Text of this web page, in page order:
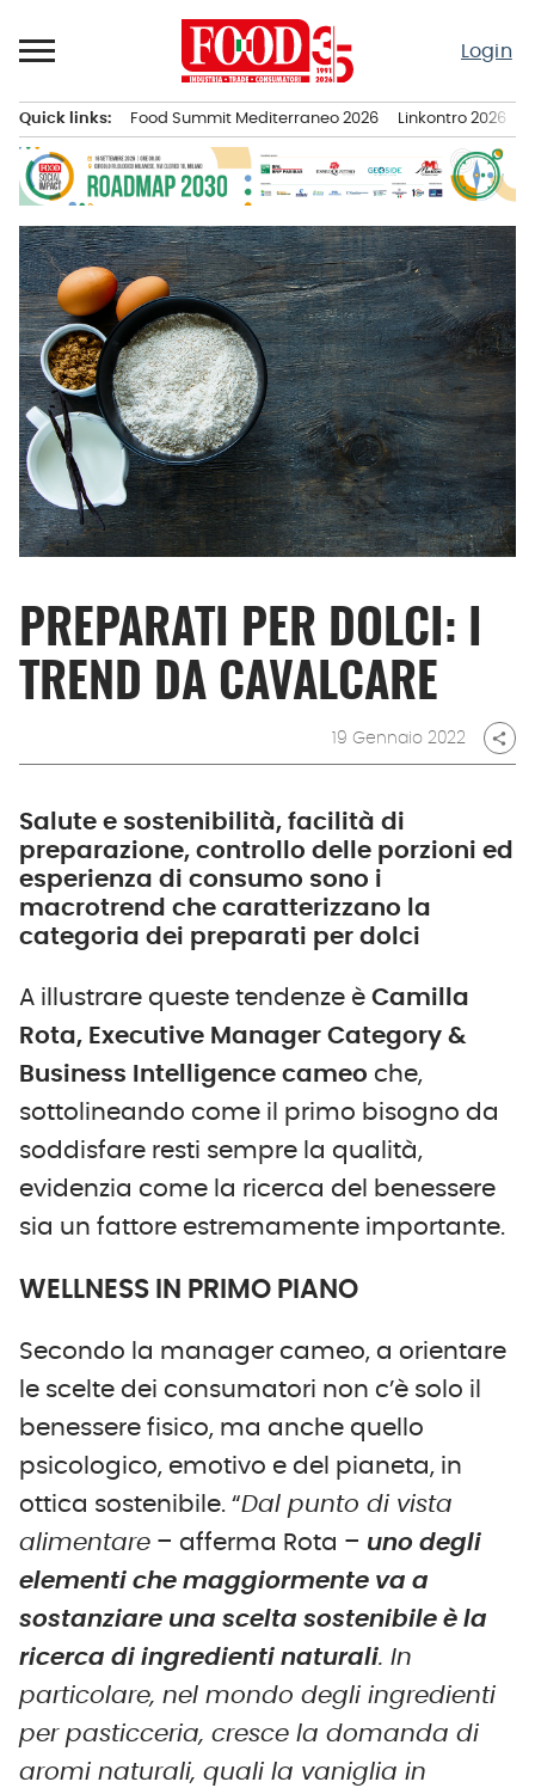
al
Login
principale
Quick links: Food Summit Mediterraneo 2026 Linkontro 2026
PREPARATI PER DOLCI: I
TREND DA CAVALCARE
19 Gennaio 2022 share
Salute e sostenibilità, facilità di
preparazione, controllo delle porzioni ed
esperienza di consumo sono i
macrotrend che caratterizzano la
categoria dei preparati per dolci
A illustrare queste tendenze è Camilla
Rota, Executive Manager Category &
Business Intelligence cameo che,
sottolineando come il primo bisogno da
soddisfare resti sempre la qualità,
evidenzia come la ricerca del benessere
sia un fattore estremamente importante.
WELLNESS IN PRIMO PIANO
Secondo la manager cameo, a orientare
le scelte dei consumatori non c’è solo il
benessere fisico, ma anche quello
psicologico, emotivo e del pianeta, in
ottica sostenibile. “Dal punto di vista
alimentare – afferma Rota – uno degli
elementi che maggiormente va a
sostanziare una scelta sostenibile è la
ricerca di ingredienti naturali. In
particolare, nel mondo degli ingredienti
per pasticceria, cresce la domanda di
aromi naturali, quali la vaniglia in